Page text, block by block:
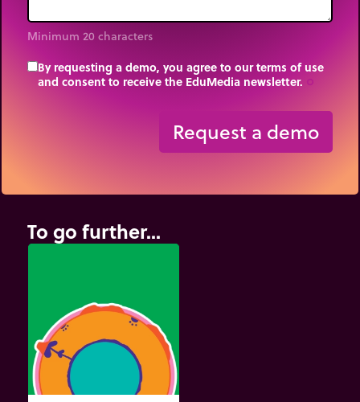
Minimum 20 characters
By requesting a demo, you agree to our terms of use
and consent to receive the EduMedia newsletter.
Request a demo
To go further...